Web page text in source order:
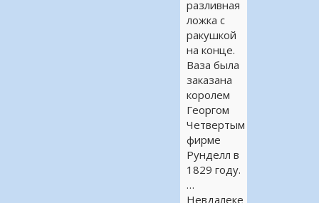
разливная
ложка с
ракушкой
на конце.
Ваза была
заказана
королем
Георгом
Четвертым
фирме
Рунделл в
1829 году.
…
Невдалеке